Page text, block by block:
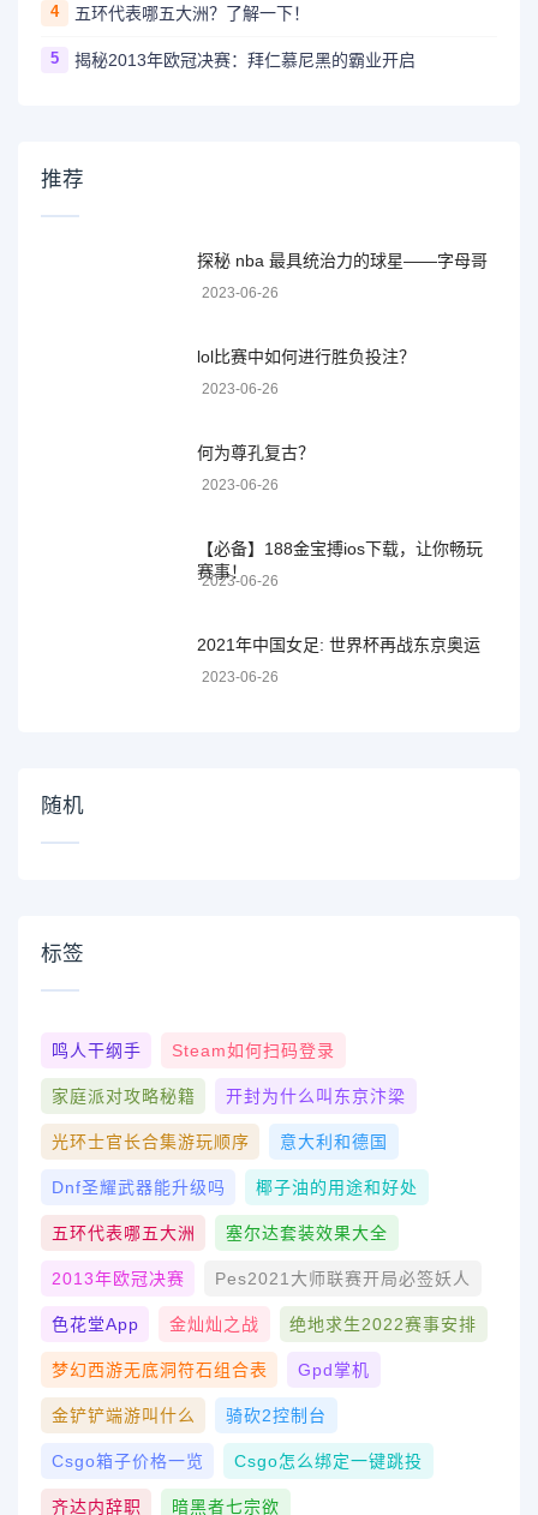
4 五环代表哪五大洲？了解一下！
5 揭秘2013年欧冠决赛：拜仁慕尼黑的霸业开启
推荐
探秘 nba 最具统治力的球星——字母哥
2023-06-26
lol比赛中如何进行胜负投注？
2023-06-26
何为尊孔复古？
2023-06-26
【必备】188金宝搏ios下载，让你畅玩
赛事！
2023-06-26
2021年中国女足: 世界杯再战东京奥运
2023-06-26
随机
标签
鸣人干纲手 Steam如何扫码登录
家庭派对攻略秘籍 开封为什么叫东京汴梁
光环士官长合集游玩顺序 意大利和德国
Dnf圣耀武器能升级吗 椰子油的用途和好处
五环代表哪五大洲 塞尔达套装效果大全
2013年欧冠决赛 Pes2021大师联赛开局必签妖人
色花堂app 金灿灿之战 绝地求生2022赛事安排
梦幻西游无底洞符石组合表 Gpd掌机
金铲铲端游叫什么 骑砍2控制台
Csgo箱子价格一览 Csgo怎么绑定一键跳投
齐达内辞职 暗黑者七宗欲